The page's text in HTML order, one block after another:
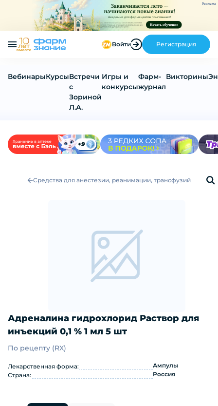
Реклама
Войти Регистрация
ВебинарыКурсыВстречи
с
Зориной
Л.А.
Игры и
конкурсы
Фарм-
журнал
Викторины
Средства для анестезии, реанимации, трансфузий
Адреналина гидрохлорид Раствор для
инъекций 0,1 % 1 мл 5 шт
Адреналина гидрохлорид Раствор
По рецепту (RX)
Лекарственная форма:
Ампулы
Страна:
Россия